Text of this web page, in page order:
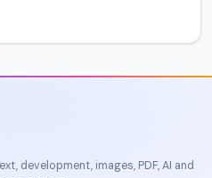
development, images, PDF, AI and